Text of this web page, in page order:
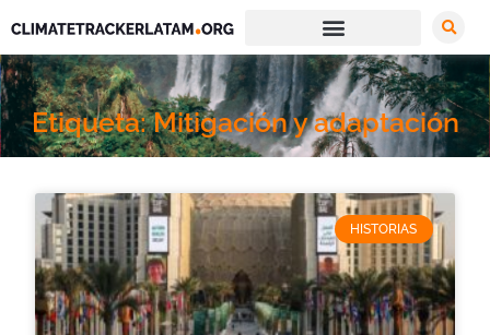
Etiqueta: Mitigación y adaptación
HISTORIAS